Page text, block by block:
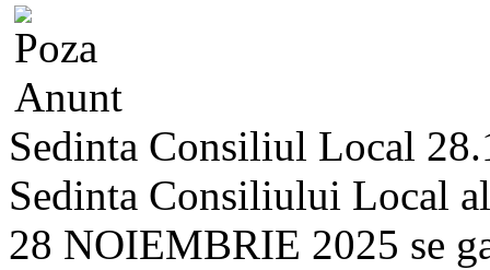
Sedinta Consiliul Local
Sedinta Consiliului Local
28 NOIEMBRIE 2025 se